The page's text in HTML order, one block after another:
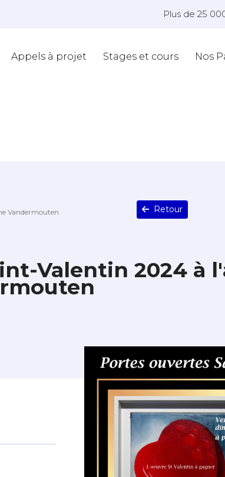
Plus de 25
Appels à projet Stages et cours Nos
Vandermouten Retour
Valentin 2024 à